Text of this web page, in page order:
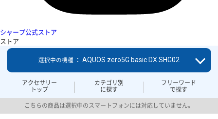
シャープ公式ストア
ストア
アクセサリー
トップ
カテゴリ別
に探す
フリーワード
で探す
選択中の機種 ： AQUOS zero5G basic DX SHG02
こちらの商品は選択中のスマートフォンには対応していません。